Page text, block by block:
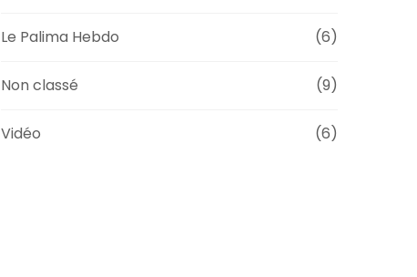
Le Palima Hebdo (6)
Non classé (9)
Vidéo (6)